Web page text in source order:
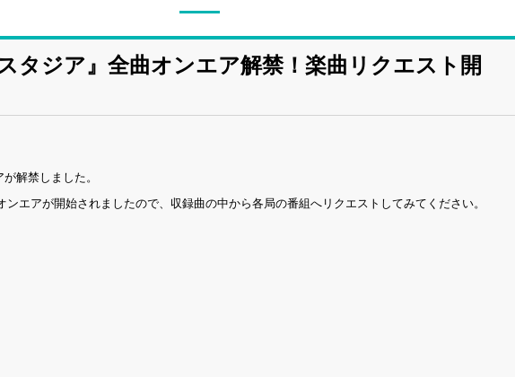
タジア』全曲オンエア解禁！楽曲リクエスト開
解禁しました。
エアが開始されましたので、収録曲の中から各局の番組へリクエストしてみてください。